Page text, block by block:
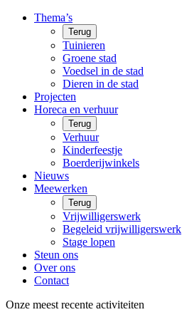
Thema’s
Terug
Tuinieren
Groene stad
Voedsel in de stad
Dieren in de stad
Projecten
Horeca en verhuur
Terug
Verhuur
Kinderfeestje
Boerderijwinkels
Nieuws
Meewerken
Terug
Vrijwilligerswerk
Begeleid vrijwilligerswerk
Stage lopen
Steun ons
Over ons
Contact
Onze meest recente activiteiten